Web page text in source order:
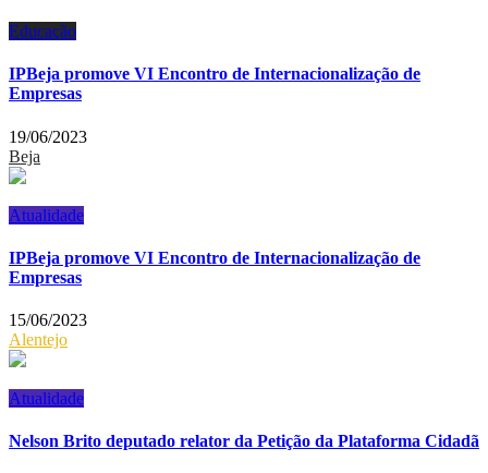
Educação
IPBeja promove VI Encontro de Internacionalização de
Empresas
19/06/2023
Beja
Atualidade
IPBeja promove VI Encontro de Internacionalização de
Empresas
15/06/2023
Alentejo
Atualidade
Nelson Brito deputado relator da Petição da Plataforma Cidadã